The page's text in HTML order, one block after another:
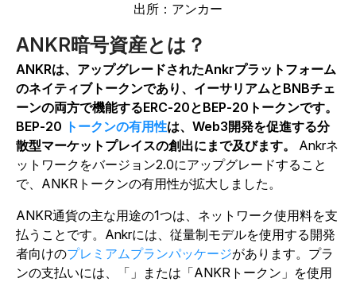
出所：アンカー
ANKR暗号資産とは？
ANKRは、アップグレードされたAnkrプラットフォーム
のネイティブトークンであり、イーサリアムとBNBチェ
ーンの両方で機能するERC-20とBEP-20トークンです。
BEP-20 トークンの有用性は、Web3開発を促進する分
散型マーケットプレイスの創出にまで及びます。 Ankrネ
ットワークをバージョン2.0にアップグレードすること
で、ANKRトークンの有用性が拡大しました。
ANKR通貨の主な用途の1つは、ネットワーク使用料を支
払うことです。Ankrには、従量制モデルを使用する開発
者向けのプレミアムプランパッケージがあります。プラ
ンの支払いには、「」または「ANKRトークン」を使用